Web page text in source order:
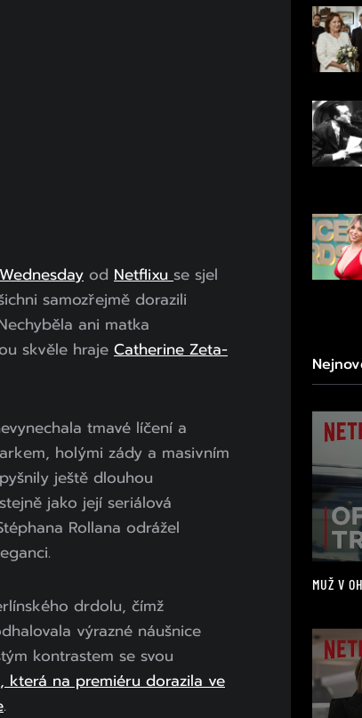
od Netflixu se sjel
samozřejmě dorazili
ani matka
skvěle hraje Catherine Zeta-
tmavé líčení a
holými zády a masivním
ještě dlouhou
jako její seriálová
Rollana odrážel
drdolu, čímž
výrazné náušnice
kontrastem se svou
která na premiéru dorazila ve
.
MUŽ V